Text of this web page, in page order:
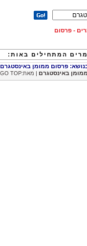
- פרסום
המתחילים באות:
פרסום ממומן באינסטגרם
באינסטגרם | מאת:GO TOP